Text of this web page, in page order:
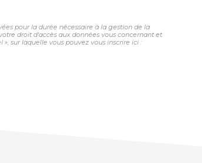
pour la durée nécessaire à la gestion de la
droit d'accès aux données vous concernant et
sur laquelle vous pouvez vous inscrire ici :